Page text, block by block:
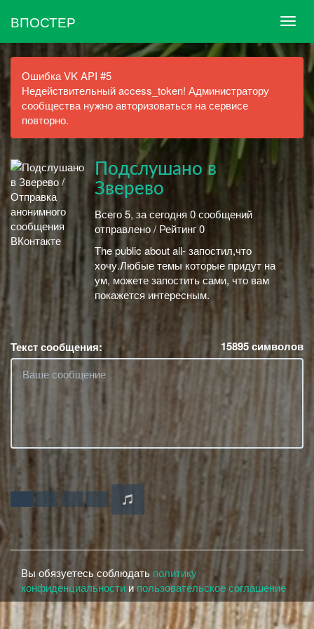
ВПОСТЕР
Ошибка VK API #5
Недействительный access_token! Администратору
сообщества нужно авторизоваться на сервисе
повторно.
Подслушано в
Зверево
Всего 5, за сегодня 0 сообщений
отправлено / Рейтинг 0
Тhe public about all- запостил,что
хочу.Любые темы которые придут на
ум, можете запостить сами, что вам
покажется интересным.
Текст сообщения: 15895символов
Вы обязуетесь соблюдать политику
конфиденциальности ипользовательское соглашение